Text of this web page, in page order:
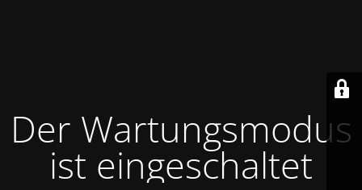
Der Wartungsmodus
ist eingeschaltet